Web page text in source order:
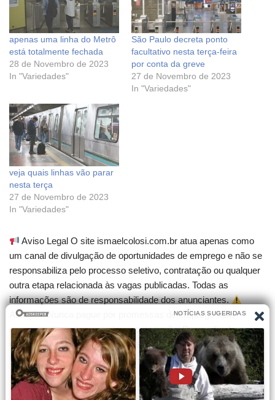
apenas uma linha do Metrô
está totalmente fechada
28 de Novembro de 2023
In "Variedades"
São Paulo decreta ponto
facultativo nesta terça-feira
por conta da greve
27 de Novembro de 2023
In "Variedades"
veja quais linhas vão parar
nesta terça
27 de Novembro de 2023
In "Variedades"
Aviso Legal O site ismaelcolosi.com.br atua apenas como
um canal de divulgação de oportunidades de emprego e não se
responsabiliza pelo processo seletivo, contratação ou qualquer
outra etapa relacionada às vagas publicadas. Todas as
informações são de responsabilidade dos anunciantes.
Atenção! Nunca pague por promessas de emprego nem
compre cursos que garantam contratação. Desconfie de
qualquer cobrança para participar de seleções.